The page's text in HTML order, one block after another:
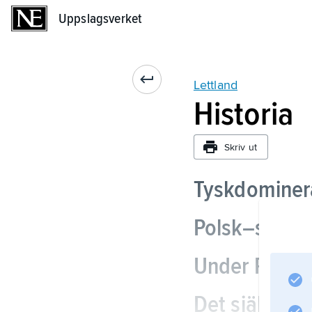
Uppslagsverket
Lettland
Historia
Skriv ut
Under
Det